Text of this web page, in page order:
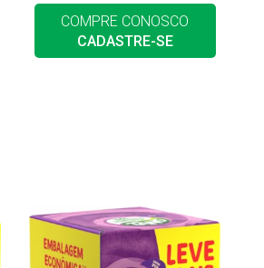
COMPRE CONOSCO
CADASTRE-SE